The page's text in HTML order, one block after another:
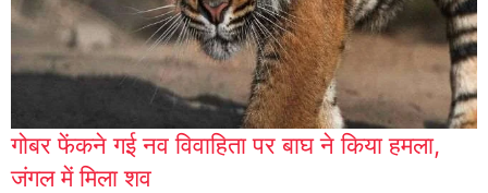
गोबर फेंकने गई नव विवाहिता पर बाघ ने किया हमला,
जंगल में मिला शव